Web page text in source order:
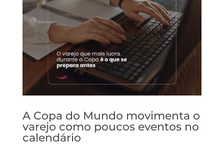
A Copa do Mundo movimenta o
varejo como poucos eventos no
calendário